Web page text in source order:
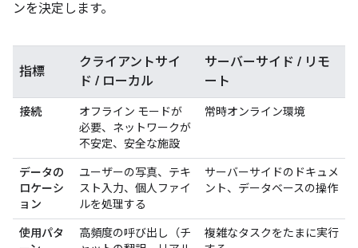
ンを決定します。
指標
クライアントサイ
ド / ローカル
サーバーサイド / リモ
ート
接続
オフライン モードが
必要、ネットワークが
不安定、安全な施設
常時オンライン環境
データの
ロケーシ
ョン
ユーザーの写真、テキ
スト入力、個人ファイ
ルを処理する
サーバーサイドのドキュメ
ント、データベースの操作
使用パタ
高頻度の呼び出し（チ
複雑なタスクをたまに実行